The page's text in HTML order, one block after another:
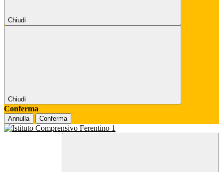
Chiudi
Chiudi
Conferma
Annulla Conferma